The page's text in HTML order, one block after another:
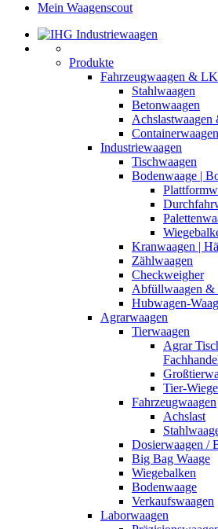
Mein Waagenscout
Produkte
Fahrzeugwaagen &
Stahlwaagen
Betonwaagen
Achslastwaagen
Containerwaagen
Industriewaagen
Tischwaagen
Bodenwaage |
Kranwaagen |
Zählwaagen
Checkweigher
Abfüllwaagen &
Hubwagen-
Agrarwaagen
Tierwaagen
Agrar
Tier-
Fahrzeugwaagen
Achslast
Dosierwaagen /
Big Bag Waage
Wiegebalken
Bodenwaage
Verkaufswaagen
Laborwaagen